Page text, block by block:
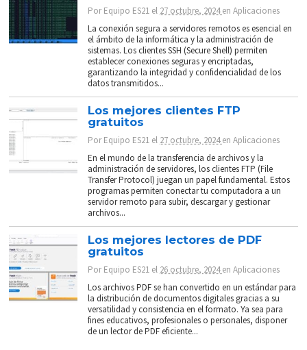
PorEquipo ES21 el 27 octubre, 2024enAplicaciones
La conexión segura a servidores remotos es esencial en
el ámbito de la informática y la administración de
sistemas. Los clientes SSH (Secure Shell) permiten
establecer conexiones seguras y encriptadas,
garantizando la integridad y confidencialidad de los
datos transmitidos...
Los mejores clientes FTP
gratuitos
PorEquipo ES21 el 27 octubre, 2024enAplicaciones
En el mundo de la transferencia de archivos y la
administración de servidores, los clientes FTP (File
Transfer Protocol) juegan un papel fundamental. Estos
programas permiten conectar tu computadora a un
servidor remoto para subir, descargar y gestionar
archivos...
Los mejores lectores de PDF
gratuitos
PorEquipo ES21 el 26 octubre, 2024enAplicaciones
Los archivos PDF se han convertido en un estándar para
la distribución de documentos digitales gracias a su
versatilidad y consistencia en el formato. Ya sea para
fines educativos, profesionales o personales, disponer
de un lector de PDF eficiente...